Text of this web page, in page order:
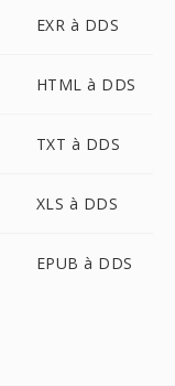
EXR à DDS
HTML à DDS
TXT à DDS
XLS à DDS
EPUB à DDS